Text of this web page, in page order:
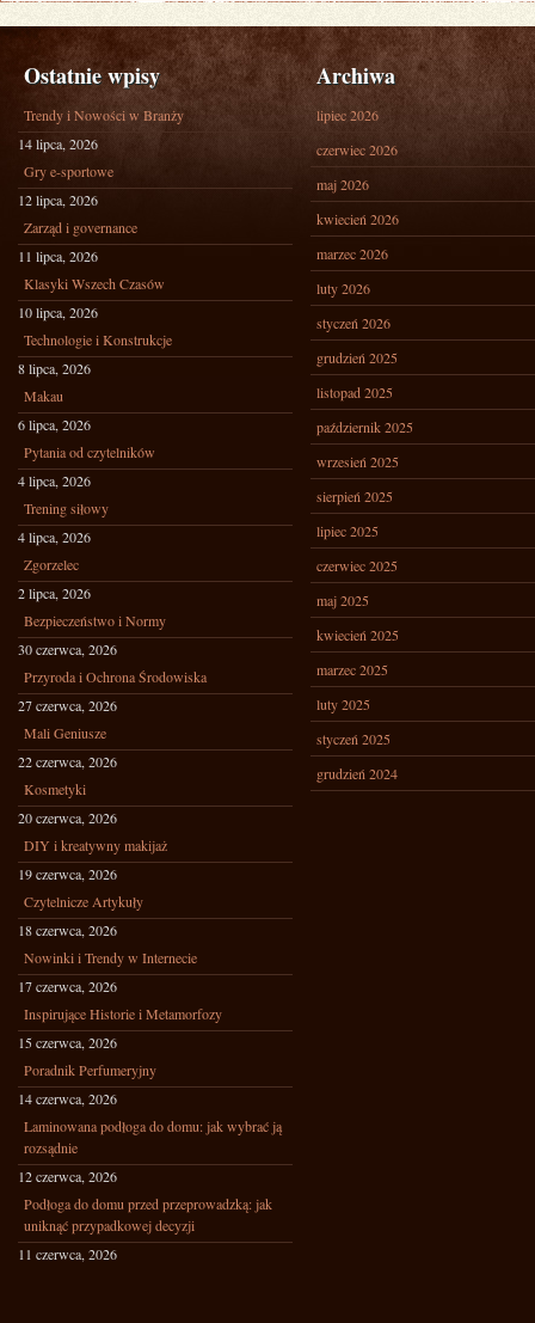
Ostatnie wpisy
Trendy i Nowości w Branży
14 lipca, 2026
Gry e-sportowe
12 lipca, 2026
Zarząd i governance
11 lipca, 2026
Klasyki Wszech Czasów
10 lipca, 2026
Technologie i Konstrukcje
8 lipca, 2026
Makau
6 lipca, 2026
Pytania od czytelników
4 lipca, 2026
Trening siłowy
4 lipca, 2026
Zgorzelec
2 lipca, 2026
Bezpieczeństwo i Normy
30 czerwca, 2026
Przyroda i Ochrona Środowiska
27 czerwca, 2026
Mali Geniusze
22 czerwca, 2026
Kosmetyki
20 czerwca, 2026
DIY i kreatywny makijaż
19 czerwca, 2026
Czytelnicze Artykuły
18 czerwca, 2026
Nowinki i Trendy w Internecie
17 czerwca, 2026
Inspirujące Historie i Metamorfozy
15 czerwca, 2026
Poradnik Perfumeryjny
14 czerwca, 2026
Laminowana podłoga do domu: jak wybrać ją
rozsądnie
12 czerwca, 2026
Podłoga do domu przed przeprowadzką: jak
uniknąć przypadkowej decyzji
11 czerwca, 2026
Archiwa
lipiec 2026
czerwiec 2026
maj 2026
kwiecień 2026
marzec 2026
luty 2026
styczeń 2026
grudzień 2025
listopad 2025
październik 2025
wrzesień 2025
sierpień 2025
lipiec 2025
czerwiec 2025
maj 2025
kwiecień 2025
marzec 2025
luty 2025
styczeń 2025
grudzień 2024